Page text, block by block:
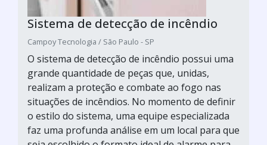
Sistema de detecção de incêndio
Campoy Tecnologia / São Paulo - SP
O sistema de detecção de incêndio possui uma
grande quantidade de peças que, unidas,
realizam a proteção e combate ao fogo nas
situações de incêndios. No momento de definir
o estilo do sistema, uma equipe especializada
faz uma profunda análise em um local para que